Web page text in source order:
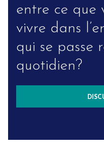
entre ce que
vivre dans
qui se passe
quotidien?